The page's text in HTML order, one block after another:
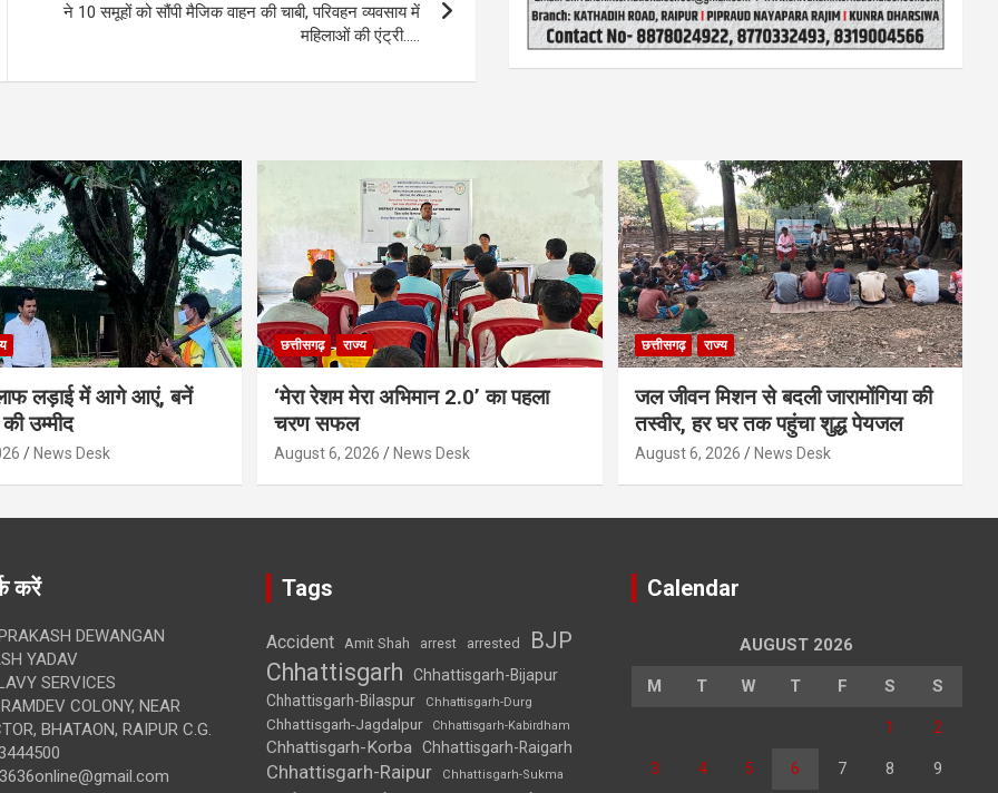
ने 10 समूहों को सौंपी मैजिक वाहन की चाबी, परिवहन व्यवसाय में
महिलाओं की एंट्री…..
लड़ाई में आगे आएं, बनें
उम्मीद
News Desk
छत्तीसगढ़ राज्य
‘मेरा रेशम मेरा अभिमान 2.0’ का पहला
चरण सफल
August 6, 2026 News Desk
छत्तीसगढ़ राज्य
जल जीवन मिशन से बदली जारामोंगिया की
तस्वीर, हर घर तक पहुंचा शुद्ध पेयजल
August 6, 2026 News Desk
करें
DEWANGAN
YADAV
SERVICES
COLONY, NEAR
BHATAON, RAIPUR C.G.
Tags
Accident Amit Shah arrest arrested BJP
Chhattisgarh
Chhattisgarh-Bijapur
Chhattisgarh-Bilaspur
Chhattisgarh-Durg
Chhattisgarh-Jagdalpur Chhattisgarh-Kabirdham
Chhattisgarh-Korba Chhattisgarh-Raigarh
Chhattisgarh-Raipur
Chhattisgarh-Sukma
Calendar
AUGUST 2026
M T W T F S S
1 2
3 4 5 6 7 8 9